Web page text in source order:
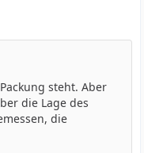
steht. Aber
die Lage des
die